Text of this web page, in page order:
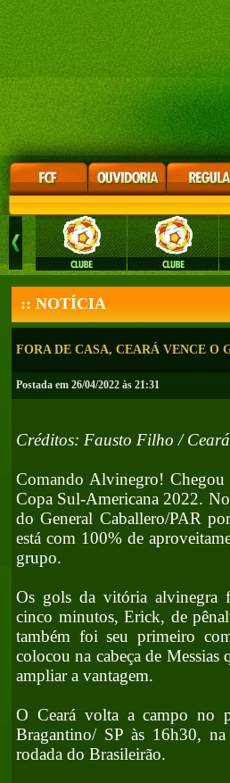
:: NOTÍCIA
FORA DE CASA, CEARÁ VENCE O
Postada em 26/04/2022 às 21:31
Créditos: Fausto Filho /
Comando Alvinegro!
Copa Sul-Americana 2022.
do General Caballero/PAR
está com 100% de
grupo.
Os gols da vitória alvinegra
cinco minutos, Erick, de
também foi seu primeiro
colocou na cabeça de
ampliar a vantagem.
O Ceará volta a campo no
Bragantino/ SP às 16h30,
rodada do Brasileirão.